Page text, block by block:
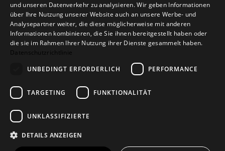
Versand Zahlarten
Retoure
Widerrufsformular
© 2026Baltic Design Shop. Baltic Design Shop
und unseren Datenverkehr zu analysieren. Wir geben Informationen
über Ihre Nutzung unserer Website auch an unsere Werbe- und
Analysepartner weiter, die diese möglicherweise mit anderen
Informationen kombinieren, die Sie ihnen bereitgestellt haben oder
die sie im Rahmen Ihrer Nutzung ihrer Dienste gesammelt haben.
Datenschutzrichtlinie
UNBEDINGT ERFORDERLICH
PERFORMANCE
TARGETING FUNKTIONALITÄT
UNKLASSIFIZIERTE
DETAILS ANZEIGEN